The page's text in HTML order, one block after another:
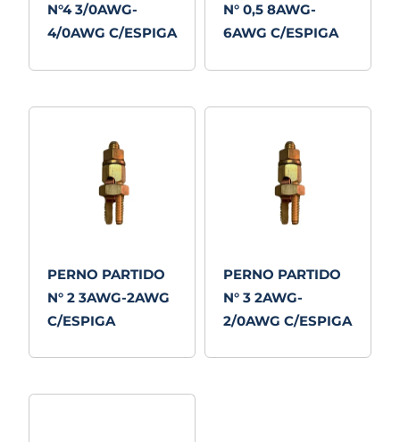
N°4 3/0AWG-
4/0AWG C/ESPIGA
N° 0,5 8AWG-
6AWG C/ESPIGA
PERNO PARTIDO
N° 2 3AWG-2AWG
C/ESPIGA
PERNO PARTIDO
N° 3 2AWG-
2/0AWG C/ESPIGA